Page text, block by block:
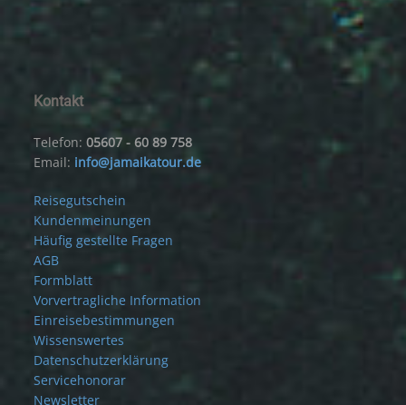
Kontakt
Telefon:05607 - 60 89 758
Email: info@jamaikatour.de
Reisegutschein
Kundenmeinungen
Häufig gestellte Fragen
AGB
Formblatt
Vorvertragliche Information
Einreisebestimmungen
Wissenswertes
Datenschutzerklärung
Servicehonorar
Newsletter